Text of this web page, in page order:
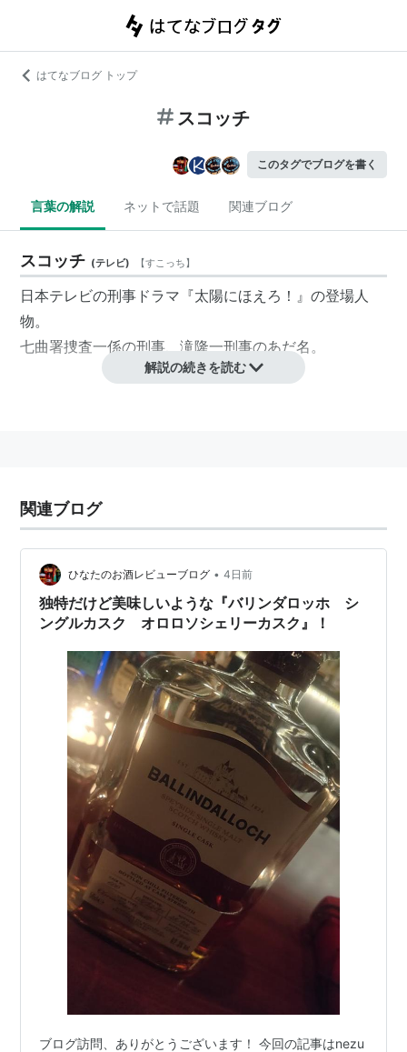
はてなブログ トップ
スコッチ
このタグでブログを書く
言葉の解説 ネットで話題 関連ブログ
スコッチ (テレビ) 【すこっち】
日本テレビの刑事ドラマ『太陽にほえろ！』の登場人
物。
七曲署捜査一係の刑事、滝隆一刑事のあだ名。
解説の続きを読む
関連ブログ
ひなたのお酒レビューブログ • 4日前
独特だけど美味しいような『バリンダロッホ シ
ングルカスク オロロソシェリーカスク』！
ブログ訪問、ありがとうございます！ 今回の記事はnezu